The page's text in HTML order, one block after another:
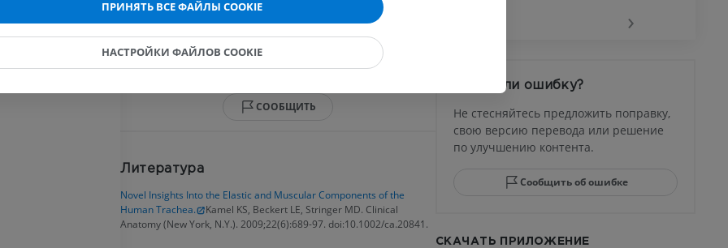
Мышца трахеи
Кольцевые связки; связки трахеи
СООБЩИТЬ
Литература
Novel Insights Into the Elastic and Muscular Components of the
Human Trachea.
Kamel KS, Beckert LE, Stringer MD. Clinical
Anatomy (New York, N.Y.). 2009;22(6):689-97. doi:10.1002/ca.20841.
Рентгенограммы
Иллюстрации
Ангиография артерий
КТ-артрография
КТ артрограмма
ПРЕМИУМ
›
Заметили ошибку?
Не стесняйтесь предложить поправку,
свою версию перевода или решение
по улучшению контента.
Сообщить об ошибке
СКАЧАТЬ ПРИЛОЖЕНИЕ
ПРИНЯТЬ ВСЕ ФАЙЛЫ COOKIE
НАСТРОЙКИ ФАЙЛОВ COOKIE